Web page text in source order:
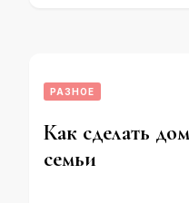
РАЗНОЕ
Как сделать
семьи